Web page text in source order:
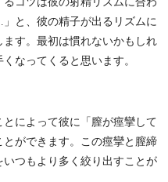
と、彼の精子が出るリズムに
す。最初は慣れないかもしれ
なってくると思います。
によって彼に「膣が痙攣して
ができます。この痙攣と膣締
つもより多く絞り出すことが